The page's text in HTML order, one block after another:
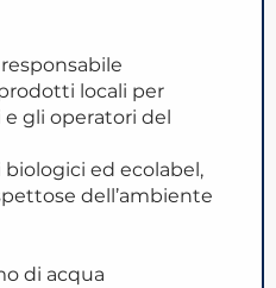
locali per
gli operatori del
ed ecolabel,
dell’ambiente
di acqua